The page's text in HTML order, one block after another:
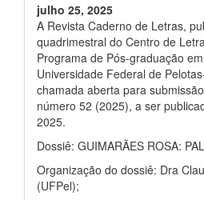
julho 25, 2025
A Revista Caderno de Letras,
quadrimestral do Centro de
Programa de Pós-graduação
Universidade Federal de
chamada aberta para
número 52 (2025), a ser
2025.
Dossiê: GUIMARÃES ROSA:
Organização do dossiê: Dra
(UFPel);